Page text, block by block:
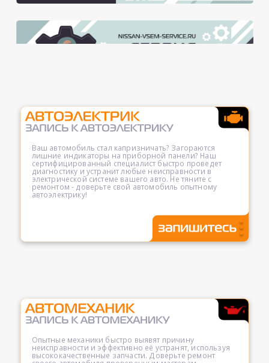
Ваш автомобиль стал капризничать? Загораются
лишние индикаторы на приборной панели? Наш
сертифицированный специалист быстро проведет
диагностику и устранит любые неисправности в
электрической системе вашего авто. Не тяните с
ремонтом - доверьте свой автомобиль опытному
автоэлектрику!
Опытные механики быстро выявят причину
неисправности и эффективно её устранят, используя
высококачественные запчасти. Доверьте ремонт